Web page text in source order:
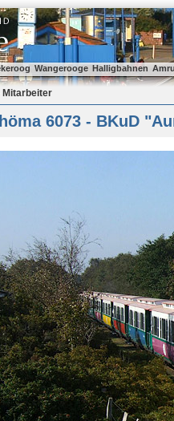
Wangerooge Halligbahnen
Mitarbeiter
6073 - BKuD